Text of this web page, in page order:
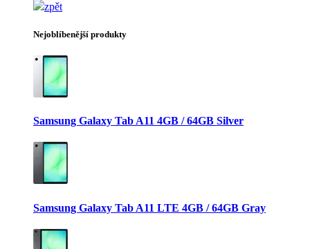
zpět
Nejoblíbenější produkty
Samsung Galaxy Tab A11 4GB / 64GB Silver
Samsung Galaxy Tab A11 LTE 4GB / 64GB Gray